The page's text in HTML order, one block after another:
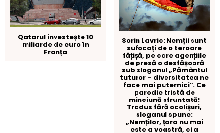
Qatarul investește 10
miliarde de euro în
Franța
Sorin Lavric: Nemții sunt
sufocați de o teroare
fățișă, pe care agențiile
de presă o desfășoară
sub sloganul „Pământul
tuturor – diversitatea ne
face mai puternici”. Ce
parodie tristă de
minciună sfruntată!
Tradus fără ocolișuri,
sloganul spune:
„Nemților, țara nu mai
este a voastră, ci a